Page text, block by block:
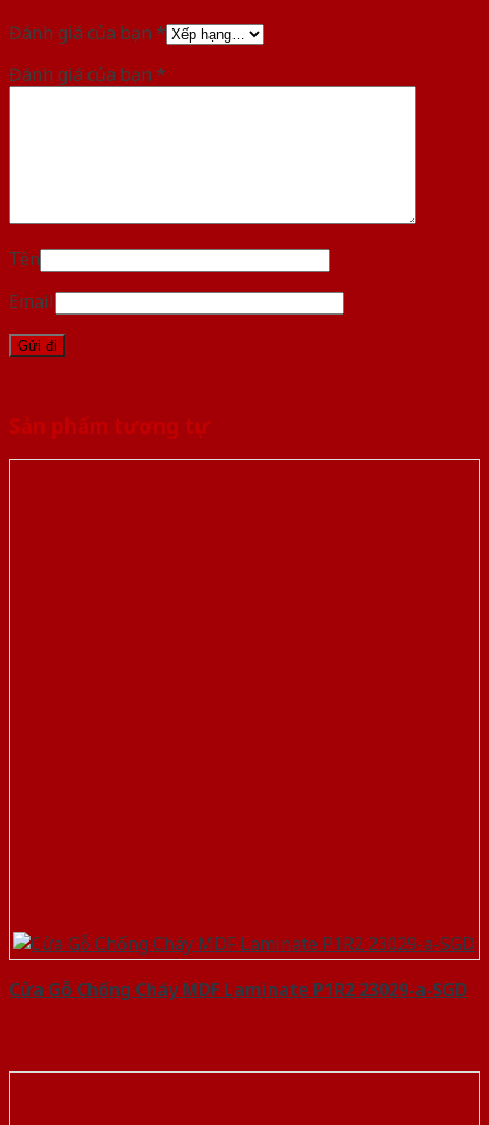
Đánh giá của bạn *
Đánh giá của bạn *
Tên
Email
Sản phẩm tương tự
Cửa Gỗ Chống Cháy MDF Laminate P1R2 23029-a-SGD